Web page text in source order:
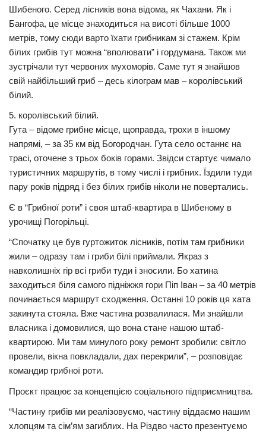
Шибеного. Серед лісників вона відома, як Чахани. Як і
Бангофа, це місце знаходиться на висоті більше 1000
метрів, тому сюди варто їхати грибникам зі стажем. Крім
білих грибів тут можна “вполювати” і гордумана. Також ми
зустрічали тут червоних мухоморів. Саме тут я знайшов
свій найбільший гриб – десь кілограм мав – королівський
білий.
5. королівський білий.
Гута – відоме грибне місце, щоправда, трохи в іншому
напрямі, – за 35 км від Богородчан. Гута село останнє на
трасі, оточене з трьох боків горами. Звідси стартує чимало
туристичних маршрутів, в тому числі і грибних. Їздили туди
пару років підряд і без білих грибів ніколи не повертались.
Є в “Грибної роти” і своя штаб-квартира в Шибеному в
урочищі Погорільці.
“Спочатку це був гуртожиток лісників, потім там грибники
жили – одразу там і гриби білі приймали. Якраз з
навколишніх гір всі гриби туди і зносили. Бо хатина
заходиться біля самого підніжжя гори Піп Іван – за 40 метрів
починається маршрут сходження. Останні 10 років ця хата
закинута стояла. Вже частина розвалилася. Ми знайшли
власника і домовилися, що вона стане нашою штаб-
квартирою. Ми там минулого року ремонт зробили: світло
провели, вікна повкладали, дах перекрили”, – розповідає
командир грибної роти.
Проєкт працює за концепцією соціального підприємництва.
“Частину грибів ми реалізовуємо, частину віддаємо нашим
хлопцям та сім’ям загиблих. На Різдво часто презентуємо